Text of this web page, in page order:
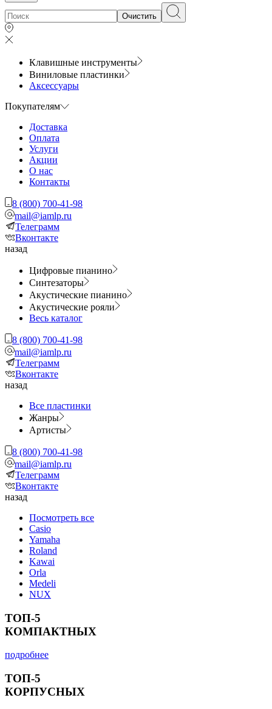
Очистить
Клавишные инструменты
Виниловые пластинки
Аксессуары
Покупателям
Доставка
Оплата
Услуги
Акции
О нас
Контакты
8 (800) 700-41-98
mail@iamlp.ru
Телеграмм
Вконтакте
назад
Цифровые пианино
Синтезаторы
Акустические пианино
Акустические рояли
Весь каталог
8 (800) 700-41-98
mail@iamlp.ru
Телеграмм
Вконтакте
назад
Все пластинки
Жанры
Артисты
8 (800) 700-41-98
mail@iamlp.ru
Телеграмм
Вконтакте
назад
Посмотреть все
Casio
Yamaha
Roland
Kawai
Orla
Medeli
NUX
ТОП-5
КОМПАКТНЫХ
подробнее
ТОП-5
КОРПУСНЫХ